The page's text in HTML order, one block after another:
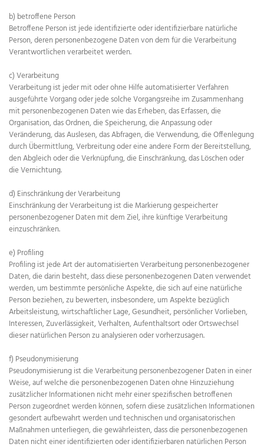
b) betroffene Person
Betroffene Person ist jede identifizierte oder identifizierbare natürliche
Person, deren personenbezogene Daten von dem für die Verarbeitung
Verantwortlichen verarbeitet werden.
c) Verarbeitung
Verarbeitung ist jeder mit oder ohne Hilfe automatisierter Verfahren
ausgeführte Vorgang oder jede solche Vorgangsreihe im Zusammenhang
mit personenbezogenen Daten wie das Erheben, das Erfassen, die
Organisation, das Ordnen, die Speicherung, die Anpassung oder
Veränderung, das Auslesen, das Abfragen, die Verwendung, die Offenlegung
durch Übermittlung, Verbreitung oder eine andere Form der Bereitstellung,
den Abgleich oder die Verknüpfung, die Einschränkung, das Löschen oder
die Vernichtung.
d) Einschränkung der Verarbeitung
Einschränkung der Verarbeitung ist die Markierung gespeicherter
personenbezogener Daten mit dem Ziel, ihre künftige Verarbeitung
einzuschränken.
e) Profiling
Profiling ist jede Art der automatisierten Verarbeitung personenbezogener
Daten, die darin besteht, dass diese personenbezogenen Daten verwendet
werden, um bestimmte persönliche Aspekte, die sich auf eine natürliche
Person beziehen, zu bewerten, insbesondere, um Aspekte bezüglich
Arbeitsleistung, wirtschaftlicher Lage, Gesundheit, persönlicher Vorlieben,
Interessen, Zuverlässigkeit, Verhalten, Aufenthaltsort oder Ortswechsel
dieser natürlichen Person zu analysieren oder vorherzusagen.
f) Pseudonymisierung
Pseudonymisierung ist die Verarbeitung personenbezogener Daten in einer
Weise, auf welche die personenbezogenen Daten ohne Hinzuziehung
zusätzlicher Informationen nicht mehr einer spezifischen betroffenen
Person zugeordnet werden können, sofern diese zusätzlichen Informationen
gesondert aufbewahrt werden und technischen und organisatorischen
Maßnahmen unterliegen, die gewährleisten, dass die personenbezogenen
Daten nicht einer identifizierten oder identifizierbaren natürlichen Person